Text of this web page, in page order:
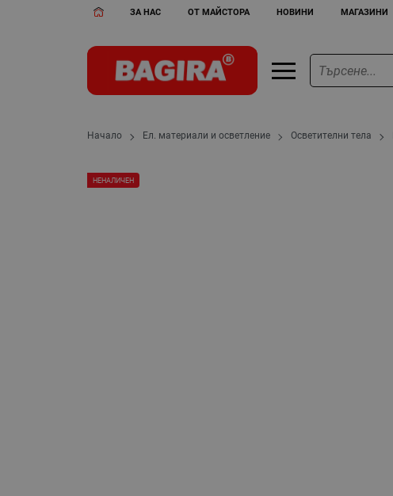
ЗА НАС ОТ МАЙСТОРА НОВИНИ МАГАЗИНИ
Начало Ел. материали и осветление Осветителни тела
НЕНАЛИЧЕН